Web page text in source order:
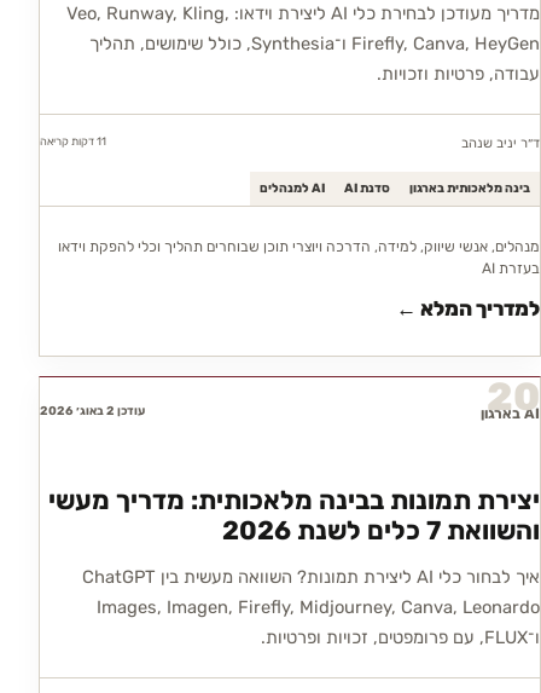
מדריך מעודכן לבחירת כלי AI ליצירת וידאו: Veo, Runway, Kling,
Firefly, Canva, HeyGen ו־Synthesia, כולל שימושים, תהליך
עבודה, פרטיות וזכויות.
ד״ר יניב שנהב 11 דקות קריאה
בינה מלאכותית בארגון סדנת AI AI למנהלים
מנהלים, אנשי שיווק, למידה, הדרכה ויוצרי תוכן שבוחרים תהליך וכלי להפקת וידאו
בעזרת AI
למדריך המלא ←
AI בארגון עודכן 2 באוג׳ 2026
יצירת תמונות בבינה מלאכותית: מדריך מעשי
והשוואת 7 כלים לשנת 2026
איך לבחור כלי AI ליצירת תמונות? השוואה מעשית בין ChatGPT
Images, Imagen, Firefly, Midjourney, Canva, Leonardo
ו־FLUX, עם פרומפטים, זכויות ופרטיות.
20